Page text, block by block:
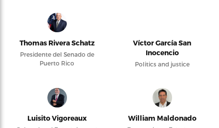
Thomas Rivera Schatz
Presidente del Senado de
Puerto Rico
Víctor García San
Inocencio
Politics and justice
Luisito Vigoreaux William Maldonado